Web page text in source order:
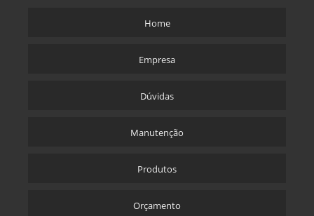
Home
Empresa
Dúvidas
Manutenção
Produtos
Orçamento